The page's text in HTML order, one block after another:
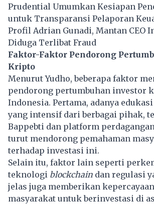
Prudential Umumkan Kesiapan
untuk Transparansi Pelaporan
Profil Adrian Gunadi, Mantan CEO
Diduga Terlibat Fraud
Faktor-Faktor Pendorong
Kripto
Menurut Yudho, beberapa faktor
pendorong pertumbuhan investor
Indonesia. Pertama, adanya
yang intensif dari berbagai pihak,
Bappebti dan platform
turut mendorong pemahaman
terhadap investasi ini.
Selain itu, faktor lain seperti
teknologi blockchain dan regulasi
jelas juga memberikan
masyarakat untuk berinvestasi di